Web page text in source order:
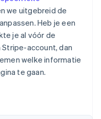
we uitgebreid de
Heb je een
je al vóór de
account, dan
welke informatie
te gaan.